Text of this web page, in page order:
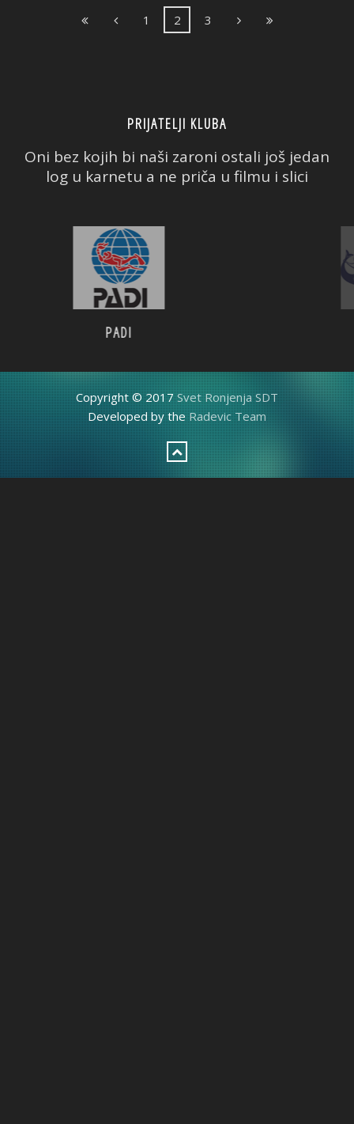
1 2 3
PRIJATELJI KLUBA
Oni bez kojih bi naši zaroni ostali još jedan
log u karnetu a ne priča u filmu i slici
Copyright © 2017Svet Ronjenja SDT
Developed by theRadevic Team